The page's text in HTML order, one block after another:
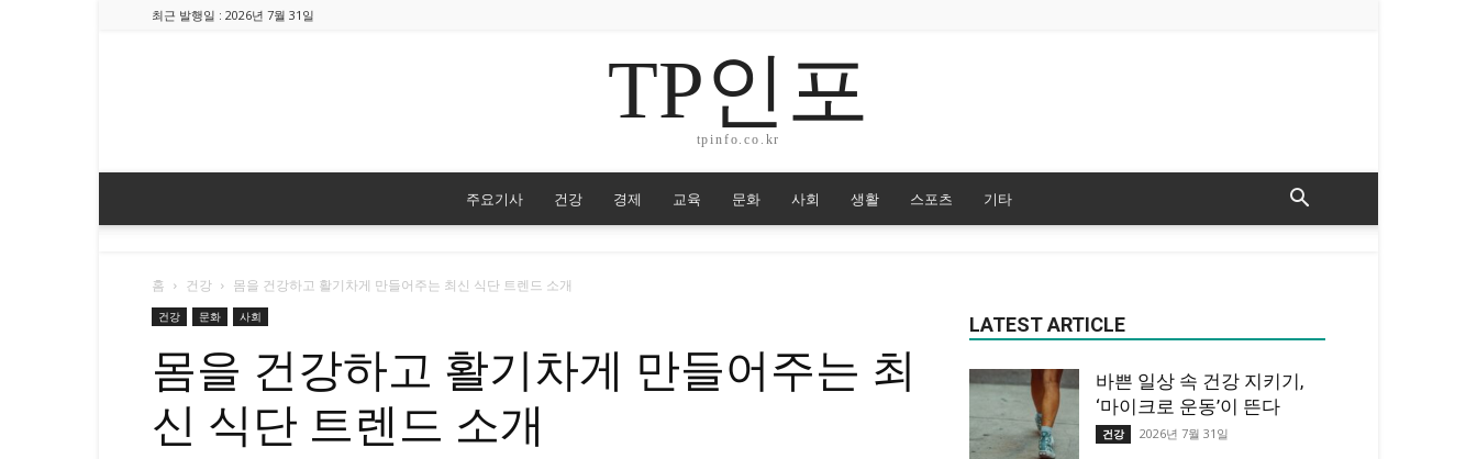
최근 발행일 : 2026년 7월 31일
TP인포
tpinfo.co.kr
주요기사 건강 경제 교육 문화 사회 생활 스포츠 기타
홈 건강 몸을 건강하고 활기차게 만들어주는 최신 식단 트렌드 소개
건강 문화 사회
몸을 건강하고 활기차게 만들어주는 최
신 식단 트렌드 소개
LATEST ARTICLE
바쁜 일상 속 건강 지키기,
‘마이크로 운동’이 뜬다
건강 2026년 7월 31일